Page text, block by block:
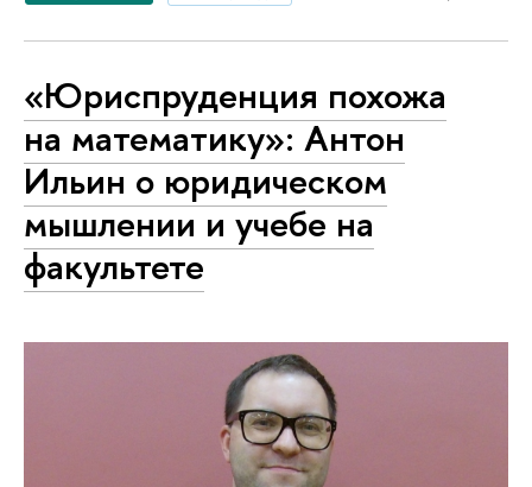
«Юриспруденция похожа
на математику»: Антон
Ильин о юридическом
мышлении и учебе на
факультете